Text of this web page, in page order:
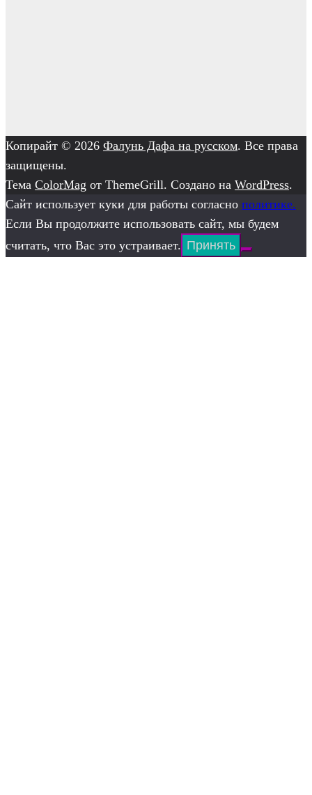
Копирайт © 2026 Фалунь Дафа на русском. Все права
защищены.
Тема ColorMag от ThemeGrill. Создано на WordPress.
Сайт использует куки для работы согласно политике.
Если Вы продолжите использовать сайт, мы будем
считать, что Вас это устраивает. Принять